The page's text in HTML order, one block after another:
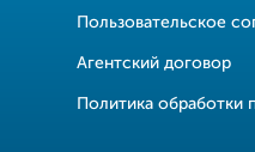
Пользовательское
Агентский договор
Политика обработки